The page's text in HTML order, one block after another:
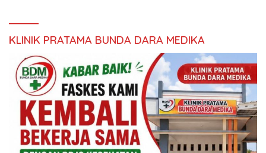
KLINIK PRATAMA BUNDA DARA MEDIKA